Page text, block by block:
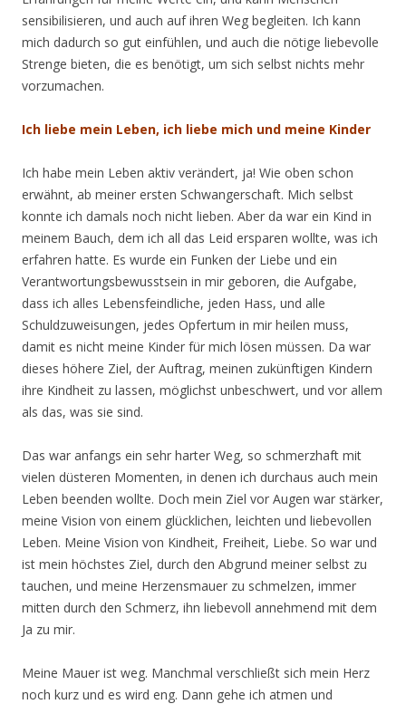
sensibilisieren, und auch auf ihren Weg begleiten. Ich kann
mich dadurch so gut einfühlen, und auch die nötige liebevolle
Strenge bieten, die es benötigt, um sich selbst nichts mehr
vorzumachen.
Ich liebe mein Leben, ich liebe mich und meine Kinder
Ich habe mein Leben aktiv verändert, ja! Wie oben schon
erwähnt, ab meiner ersten Schwangerschaft. Mich selbst
konnte ich damals noch nicht lieben. Aber da war ein Kind in
meinem Bauch, dem ich all das Leid ersparen wollte, was ich
erfahren hatte. Es wurde ein Funken der Liebe und ein
Verantwortungsbewusstsein in mir geboren, die Aufgabe,
dass ich alles Lebensfeindliche, jeden Hass, und alle
Schuldzuweisungen, jedes Opfertum in mir heilen muss,
damit es nicht meine Kinder für mich lösen müssen. Da war
dieses höhere Ziel, der Auftrag, meinen zukünftigen Kindern
ihre Kindheit zu lassen, möglichst unbeschwert, und vor allem
als das, was sie sind.
Das war anfangs ein sehr harter Weg, so schmerzhaft mit
vielen düsteren Momenten, in denen ich durchaus auch mein
Leben beenden wollte. Doch mein Ziel vor Augen war stärker,
meine Vision von einem glücklichen, leichten und liebevollen
Leben. Meine Vision von Kindheit, Freiheit, Liebe. So war und
ist mein höchstes Ziel, durch den Abgrund meiner selbst zu
tauchen, und meine Herzensmauer zu schmelzen, immer
mitten durch den Schmerz, ihn liebevoll annehmend mit dem
Ja zu mir.
Meine Mauer ist weg. Manchmal verschließt sich mein Herz
noch kurz und es wird eng. Dann gehe ich atmen und